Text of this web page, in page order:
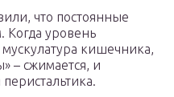
что постоянные
Когда уровень
кишечника,
– сжимается, и